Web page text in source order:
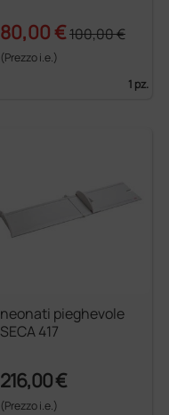
80,00 €100,00 €
(Prezzo i.e.)
1 pz.
neonati pieghevole
SECA 417
216,00 €
(Prezzo i.e.)